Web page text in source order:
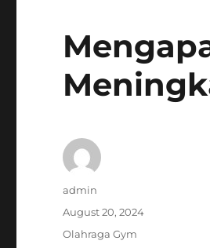
Author
admin
Posted
on
August 20, 2024
Categories
Olahraga Gym